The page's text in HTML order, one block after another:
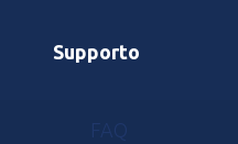
Supporto
FAQ